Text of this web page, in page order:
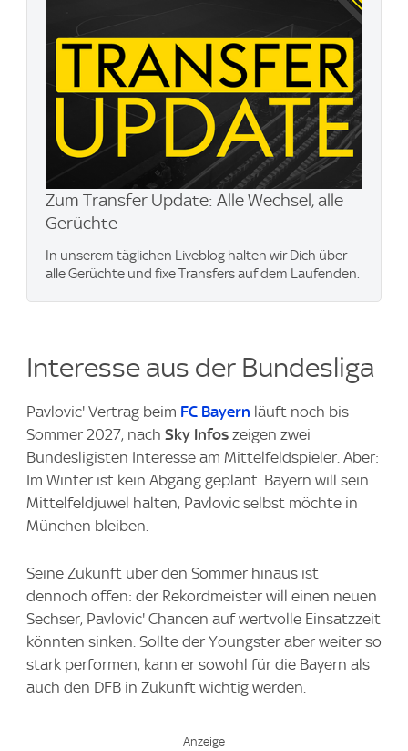
Zum Transfer Update: Alle Wechsel, alle
Gerüchte
In unserem täglichen Liveblog halten wir Dich über
alle Gerüchte und fixe Transfers auf dem Laufenden.
Interesse aus der Bundesliga
Pavlovic' Vertrag beim FC Bayern läuft noch bis
Sommer 2027, nach Sky Infos zeigen zwei
Bundesligisten Interesse am Mittelfeldspieler. Aber:
Im Winter ist kein Abgang geplant. Bayern will sein
Mittelfeldjuwel halten, Pavlovic selbst möchte in
München bleiben.
Seine Zukunft über den Sommer hinaus ist
dennoch offen: der Rekordmeister will einen neuen
Sechser, Pavlovic' Chancen auf wertvolle Einsatzzeit
könnten sinken. Sollte der Youngster aber weiter so
stark performen, kann er sowohl für die Bayern als
auch den DFB in Zukunft wichtig werden.